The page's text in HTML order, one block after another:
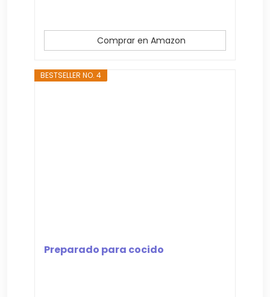
Comprar en Amazon
BESTSELLER NO. 4
Preparado para cocido